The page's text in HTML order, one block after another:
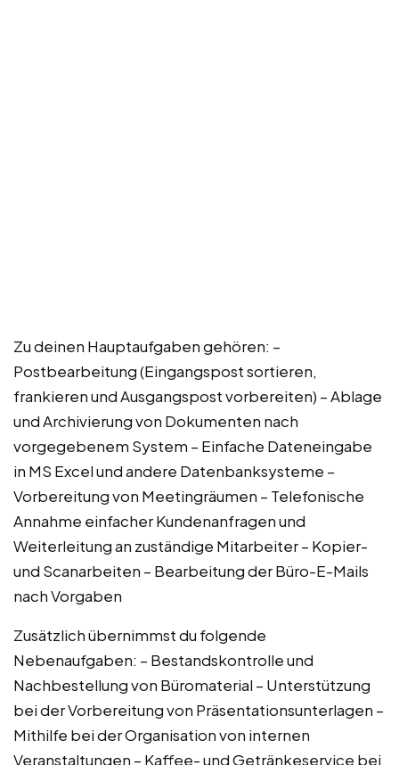
Zu deinen Hauptaufgaben gehören: –
Postbearbeitung (Eingangspost sortieren,
frankieren und Ausgangspost vorbereiten) – Ablage
und Archivierung von Dokumenten nach
vorgegebenem System – Einfache Dateneingabe
in MS Excel und andere Datenbanksysteme –
Vorbereitung von Meetingräumen – Telefonische
Annahme einfacher Kundenanfragen und
Weiterleitung an zuständige Mitarbeiter – Kopier-
und Scanarbeiten – Bearbeitung der Büro-E-Mails
nach Vorgaben
Zusätzlich übernimmst du folgende
Nebenaufgaben: – Bestandskontrolle und
Nachbestellung von Büromaterial – Unterstützung
bei der Vorbereitung von Präsentationsunterlagen –
Mithilfe bei der Organisation von internen
Veranstaltungen – Kaffee- und Getränkeservice bei